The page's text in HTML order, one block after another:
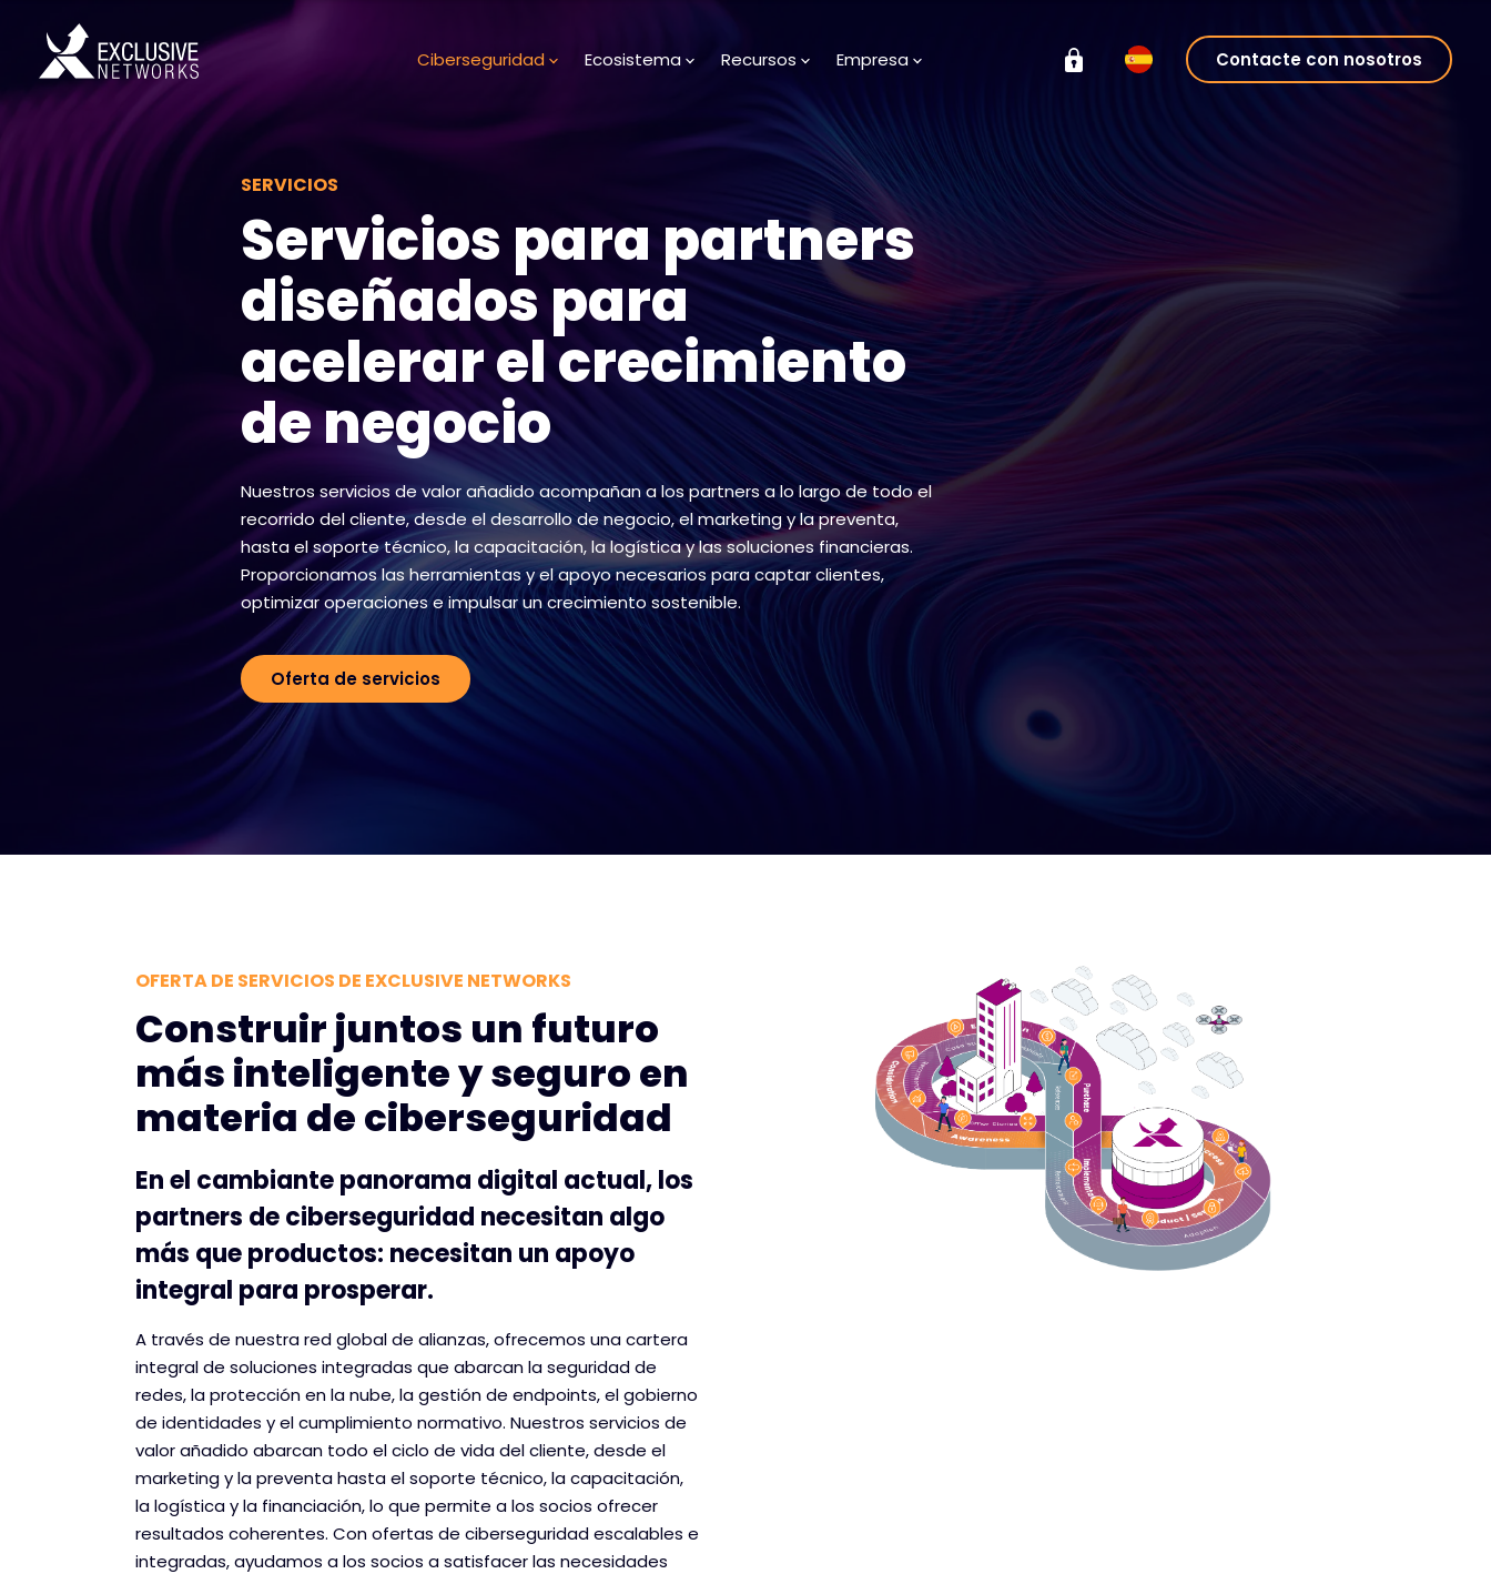
Ciberseguridad Ecosistema Recursos Empresa Contacte con nosotros
SERVICIOS
Servicios para partners
diseñados para
acelerar el crecimiento
de negocio
Nuestros servicios de valor añadido acompañan a los partners a lo largo de todo el
recorrido del cliente, desde el desarrollo de negocio, el marketing y la preventa,
hasta el soporte técnico, la capacitación, la logística y las soluciones financieras.
Proporcionamos las herramientas y el apoyo necesarios para captar clientes,
optimizar operaciones e impulsar un crecimiento sostenible.
Oferta de servicios
OFERTA DE SERVICIOS DE EXCLUSIVE NETWORKS
Construir juntos un futuro
más inteligente y seguro en
materia de ciberseguridad
En el cambiante panorama digital actual, los
partners de ciberseguridad necesitan algo
más que productos: necesitan un apoyo
integral para prosperar.
A través de nuestra red global de alianzas, ofrecemos una cartera
integral de soluciones integradas que abarcan la seguridad de
redes, la protección en la nube, la gestión de endpoints, el gobierno
de identidades y el cumplimiento normativo. Nuestros servicios de
valor añadido abarcan todo el ciclo de vida del cliente, desde el
marketing y la preventa hasta el soporte técnico, la capacitación,
la logística y la financiación, lo que permite a los socios ofrecer
resultados coherentes. Con ofertas de ciberseguridad escalables e
integradas, ayudamos a los socios a satisfacer las necesidades